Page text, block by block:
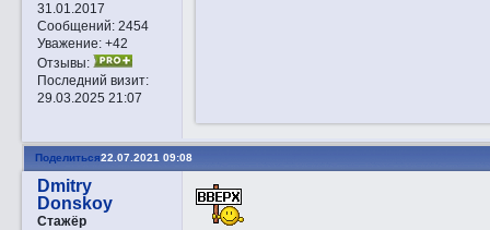
31.01.2017
Сообщений:2454
Уважение: +42
Отзывы:
Последний визит:
29.03.2025 21:07
Поделиться22.07.2021 09:08
Dmitry
Donskoy
Стажёр